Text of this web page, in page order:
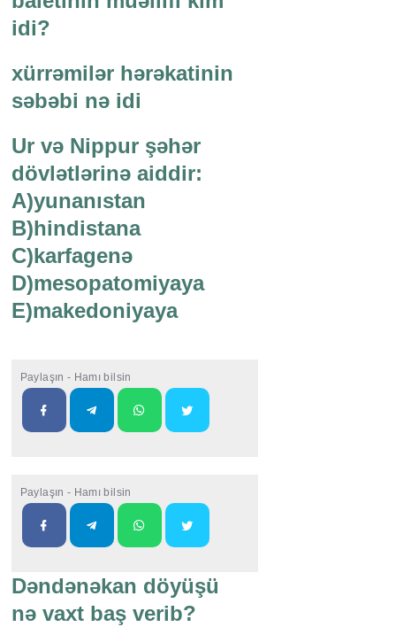
idi?
xürrəmilər hərəkatinin
səbəbi nə idi
Ur və Nippur şəhər
dövlətlərinə aiddir:
A)yunanıstan
B)hindistana
C)karfagenə
D)mesopatomiyaya
E)makedoniyaya
Paylaşın - Hamı bilsin
Paylaşın - Hamı bilsin
Dəndənəkan döyüşü
nə vaxt baş verib?